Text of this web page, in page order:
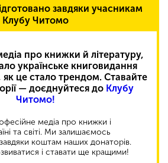
завдяки учасникам
Клубу Читомо
про книжки й літературу,
українське книговидання
як це стало трендом. Ставайте
— доєднуйтеся до Клубу
Читомо!
медіа про книжки і
та світі. Ми залишаємось
коштам наших донаторів.
і ставати ще кращими!